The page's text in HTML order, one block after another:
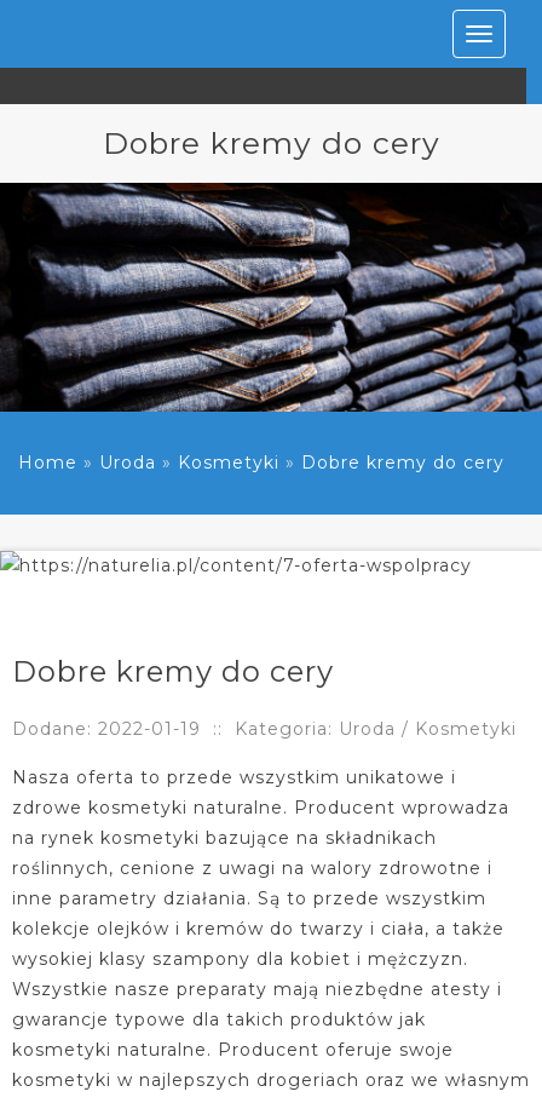
Rozwiń
Dobre kremy do cery
Home » Uroda » Kosmetyki » Dobre kremy do cery
Dobre kremy do cery
Dodane: 2022-01-19 :: Kategoria: Uroda / Kosmetyki
Nasza oferta to przede wszystkim unikatowe i
zdrowe kosmetyki naturalne. Producent wprowadza
na rynek kosmetyki bazujące na składnikach
roślinnych, cenione z uwagi na walory zdrowotne i
inne parametry działania. Są to przede wszystkim
kolekcje olejków i kremów do twarzy i ciała, a także
wysokiej klasy szampony dla kobiet i mężczyzn.
Wszystkie nasze preparaty mają niezbędne atesty i
gwarancje typowe dla takich produktów jak
kosmetyki naturalne. Producent oferuje swoje
kosmetyki w najlepszych drogeriach oraz we własnym